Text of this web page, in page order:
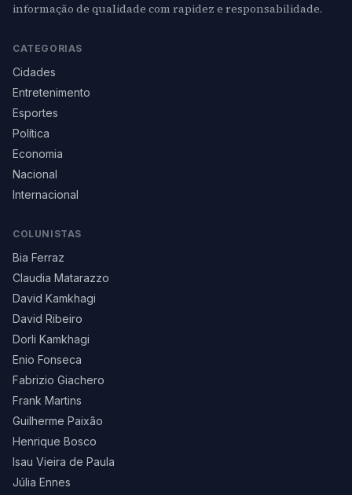
informação de qualidade com rapidez e responsabilidade.
CATEGORIAS
Cidades
Entretenimento
Esportes
Política
Economia
Nacional
Internacional
COLUNISTAS
Bia Ferraz
Claudia Matarazzo
David Kamkhagi
David Ribeiro
Dorli Kamkhagi
Enio Fonseca
Fabrizio Giachero
Frank Martins
Guilherme Paixão
Henrique Bosco
Isau Vieira de Paula
Júlia Ennes